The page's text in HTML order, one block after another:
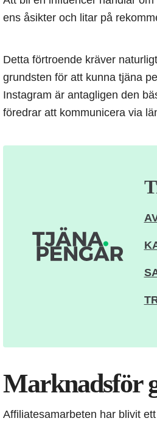
ens åsikter och litar på
Detta förtroende kräver
grundsten för att kunna tjäna
Instagram är antagligen den
föredrar att kommunicera via
Marknadsför
Affiliatesamarbeten har blivit